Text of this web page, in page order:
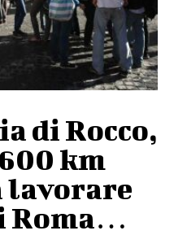
di Rocco,
km
lavorare
Roma…